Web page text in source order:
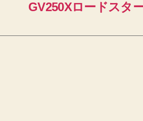
GV250Xロードスタ